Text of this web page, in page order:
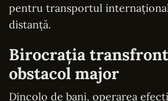
pentru transportul
distanță.
Birocrația
obstacol major
Dincolo de bani, operarea